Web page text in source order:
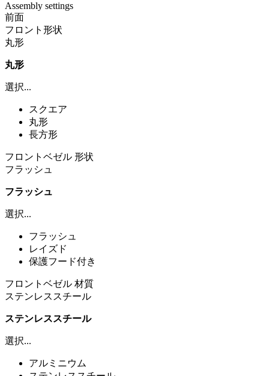
Assembly settings
前面
フロント形状
丸形
丸形
選択...
スクエア
丸形
長方形
フロントベゼル 形状
フラッシュ
フラッシュ
選択...
フラッシュ
レイズド
保護フード付き
フロントベゼル 材質
ステンレススチール
ステンレススチール
選択...
アルミニウム